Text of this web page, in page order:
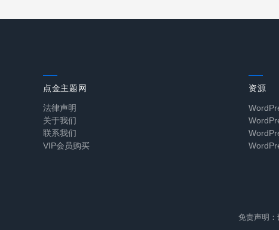
点金主题网
法律声明
关于我们
联系我们
VIP会员购买
资源
免责声明：